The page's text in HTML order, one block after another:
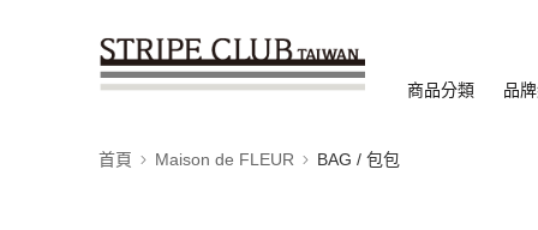
商品分類 品
首頁 Maison de FLEUR BAG / 包包